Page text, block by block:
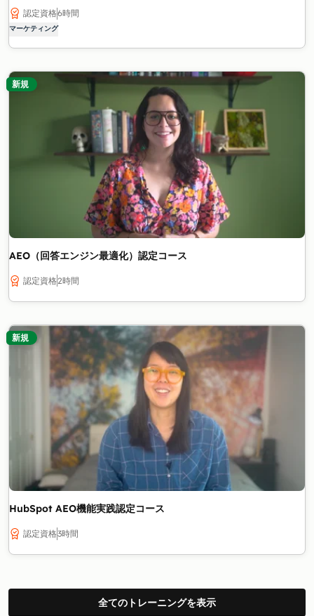
認定資格6時間
マーケティング
新規
AEO（回答エンジン最適化）認定コース
認定資格2時間
新規
HubSpot AEO機能実践認定コース
認定資格3時間
全てのトレーニングを表示